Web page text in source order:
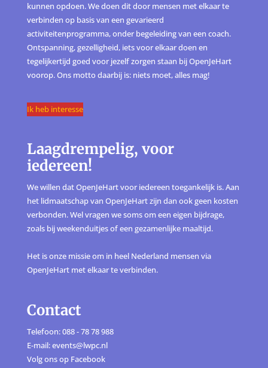
kunnen opdoen. We doen dit door mensen met elkaar te
verbinden op basis van een gevarieerd
activiteitenprogramma, onder begeleiding van een coach.
Ontspanning, gezelligheid, iets voor elkaar doen en
tegelijkertijd goed voor jezelf zorgen staan bij OpenJeHart
voorop. Ons motto daarbij is: niets moet, alles mag!
Ik heb interesse
Laagdrempelig, voor
iedereen!
We willen dat OpenJeHart voor iedereen toegankelijk is. Aan
het lidmaatschap van OpenJeHart zijn dan ook geen kosten
verbonden. Wel vragen we soms om een eigen bijdrage,
zoals bij weekenduitjes of een gezamenlijke maaltijd.
Het is onze missie om in heel Nederland mensen via
OpenJeHart met elkaar te verbinden.
Contact
Telefoon: 088 - 78 78 988
E-mail: events@lwpc.nl
Volg ons op Facebook